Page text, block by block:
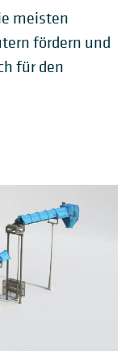
meisten
fördern und
für den